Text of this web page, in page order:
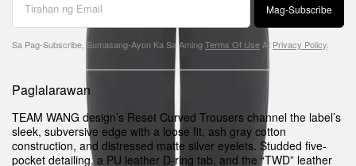
Mag-Subscribe
Sa Pag-Subscribe, Sumasang-Ayon Ka Sa AmingTerms Of Use At Privacy Policy
Paglalarawan
TEAM WANG design’s Reset Curved Trousers channel the label’s
sleek, subversive edge with a loose fit, ash gray cotton
construction, and distressed matte silver eyelets. Studded five-
pocket detailing, a PU leather D-ring tab, and the “TWD” leather